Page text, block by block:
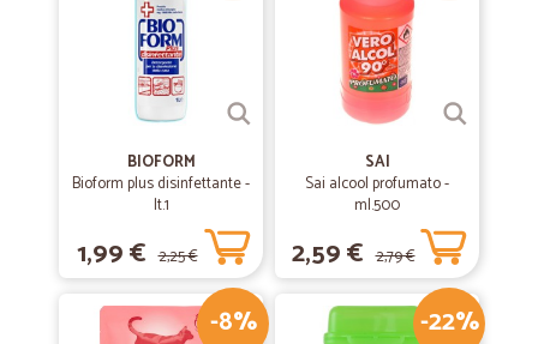
BIOFORM
Bioform plus disinfettante -
lt.1
1,99 € 2,25 €
SAI
Sai alcool profumato -
ml.500
2,59 € 2,79 €
-8% -22%